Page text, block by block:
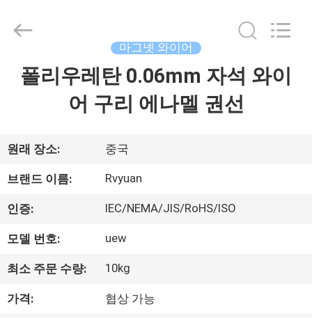
품
동
영
우
2026
Material
Co,.Ltd.
마그넷 와이어
폴리우레탄 0.06mm 자석 와이
어 구리 에나멜 권선
원래 장소: 중국
브랜드 이름: Rvyuan
인증: IEC/NEMA/JIS/RoHS/ISO
모델 번호: uew
최소 주문 수량: 10kg
가격: 협상 가능